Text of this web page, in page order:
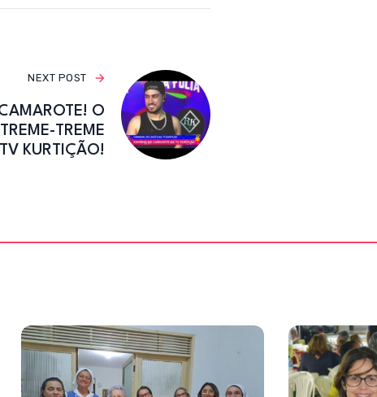
NEXT POST
O
TREME
KURTIÇÃO!